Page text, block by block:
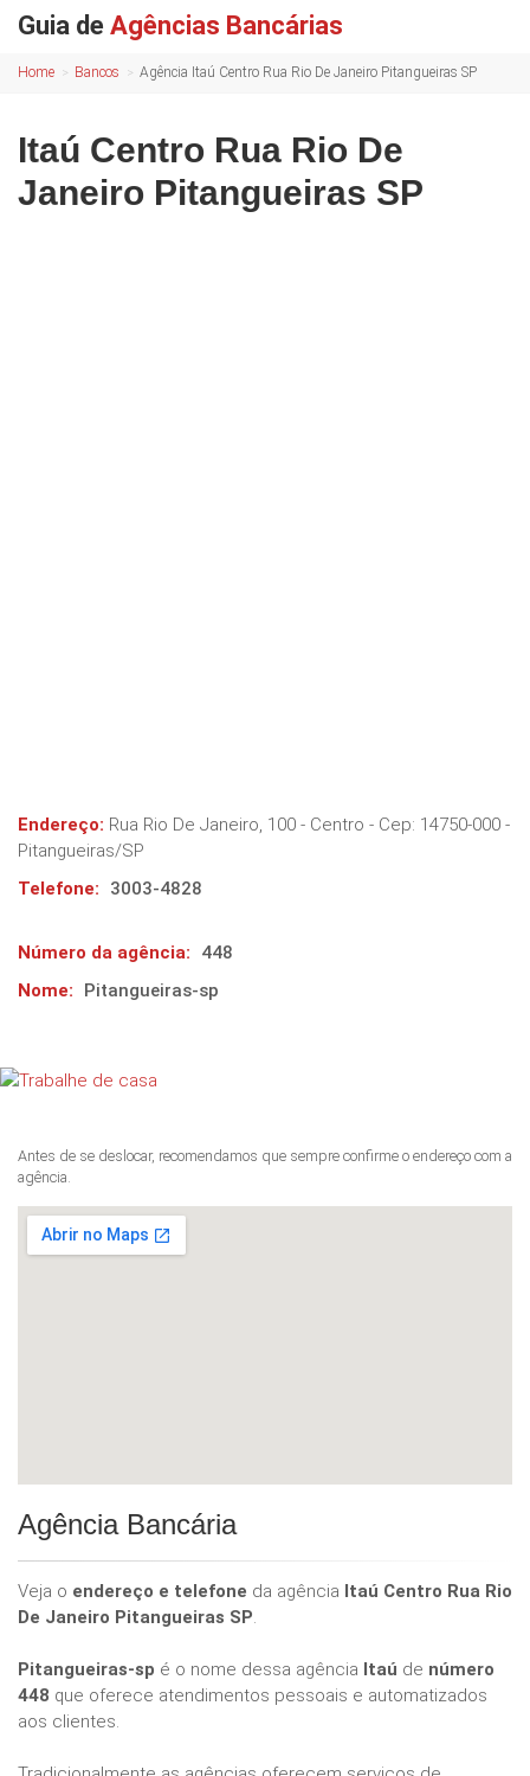
Guia de Agências Bancárias
Home Bancos Agência Itaú Centro Rua Rio De Janeiro Pitangueiras SP
Itaú Centro Rua Rio De
Janeiro Pitangueiras SP
Endereço: Rua Rio De Janeiro, 100 - Centro - Cep: 14750-000 -
Pitangueiras/SP
Telefone:
3003-4828
Número da agência:
448
Nome:
Pitangueiras-sp
Antes de se deslocar, recomendamos que sempre confirme o endereço com a
agência.
Agência Bancária
Veja o endereço e telefone da agência Itaú Centro Rua Rio
De Janeiro Pitangueiras SP.
Pitangueiras-sp é o nome dessa agência Itaú de número
448 que oferece atendimentos pessoais e automatizados
aos clientes.